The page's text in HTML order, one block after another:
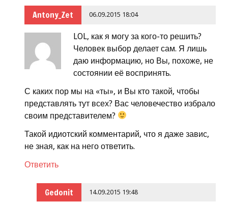
Antony_Zet 06.09.2015 18:04
LOL, как я могу за кого-то решить?
Человек выбор делает сам. Я лишь
даю информацию, но Вы, похоже, не
состоянии её воспринять.
С каких пор мы на «ты», и Вы кто такой, чтобы
представлять тут всех? Вас человечество избрало
своим представителем?
Такой идиотский комментарий, что я даже завис,
не зная, как на него ответить.
Ответить
Gedonit 14.09.2015 19:48